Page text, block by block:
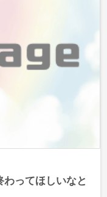
ってほしいなと